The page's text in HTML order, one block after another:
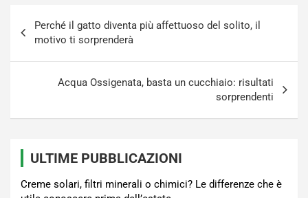
articoli
Perché il gatto diventa più affettuoso del solito, il
motivo ti sorprenderà
Acqua Ossigenata, basta un cucchiaio: risultati
sorprendenti
ULTIME PUBBLICAZIONI
Creme solari, filtri minerali o chimici? Le differenze che è